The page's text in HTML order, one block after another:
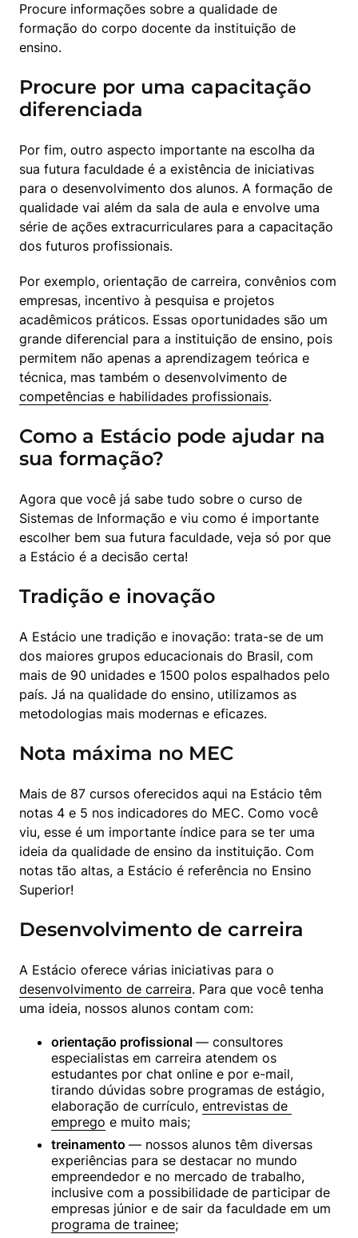
Procure informações sobre a qualidade de
formação do corpo docente da instituição de
ensino.
Procure por uma capacitação
diferenciada
Por fim, outro aspecto importante na escolha da
sua futura faculdade é a existência de iniciativas
para o desenvolvimento dos alunos. A formação de
qualidade vai além da sala de aula e envolve uma
série de ações extracurriculares para a capacitação
dos futuros profissionais.
Por exemplo, orientação de carreira, convênios com
empresas, incentivo à pesquisa e projetos
acadêmicos práticos. Essas oportunidades são um
grande diferencial para a instituição de ensino, pois
permitem não apenas a aprendizagem teórica e
competências e habilidades profissionais.
Como a Estácio pode ajudar na
sua formação?
Agora que você já sabe tudo sobre o curso de
Sistemas de Informação e viu como é importante
escolher bem sua futura faculdade, veja só por que
a Estácio é a decisão certa!
Tradição e inovação
A Estácio une tradição e inovação: trata-se de um
dos maiores grupos educacionais do Brasil, com
mais de 90 unidades e 1500 polos espalhados pelo
país. Já na qualidade do ensino, utilizamos as
metodologias mais modernas e eficazes.
Nota máxima no MEC
Mais de 87 cursos oferecidos aqui na Estácio têm
notas 4 e 5 nos indicadores do MEC. Como você
viu, esse é um importante índice para se ter uma
ideia da qualidade de ensino da instituição. Com
notas tão altas, a Estácio é referência no Ensino
Superior!
Desenvolvimento de carreira
desenvolvimento de carreira. Para que você tenha
uma ideia, nossos alunos contam com:
orientação profissional — consultores
especialistas em carreira atendem os
estudantes por chat online e por e-mail,
tirando dúvidas sobre programas de estágio,
elaboração de currículo, entrevistas de
emprego e muito mais;
treinamento — nossos alunos têm diversas
experiências para se destacar no mundo
empreendedor e no mercado de trabalho,
inclusive com a possibilidade de participar de
programa de trainee;